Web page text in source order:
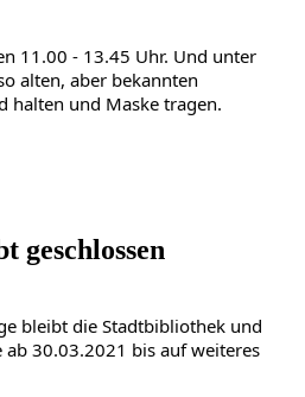
11.00 - 13.45 Uhr. Und unter
alten, aber bekannten
halten und Maske tragen.
geschlossen
bleibt die Stadtbibliothek und
30.03.2021 bis auf weiteres